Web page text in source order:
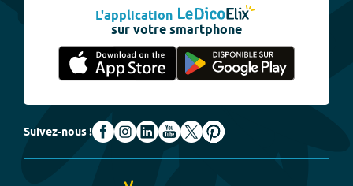
L'application
sur votre smartphone
Suivez-nous !